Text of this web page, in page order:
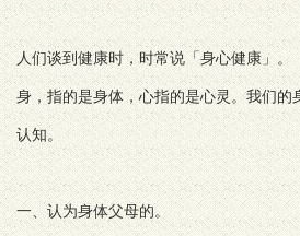
人们谈到健康时，时常说「身心健康」。
身，指的是身体，心指的是心灵。我们的
认知。
一、认为身体父母的。